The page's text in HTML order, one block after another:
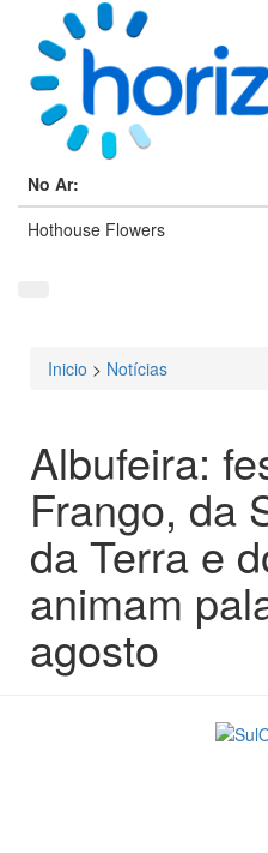
No Ar:
Hothouse Flowers
Está aqui
Inicio > Notícias
Albufeira:
Frango, da
da Terra e
animam
agosto